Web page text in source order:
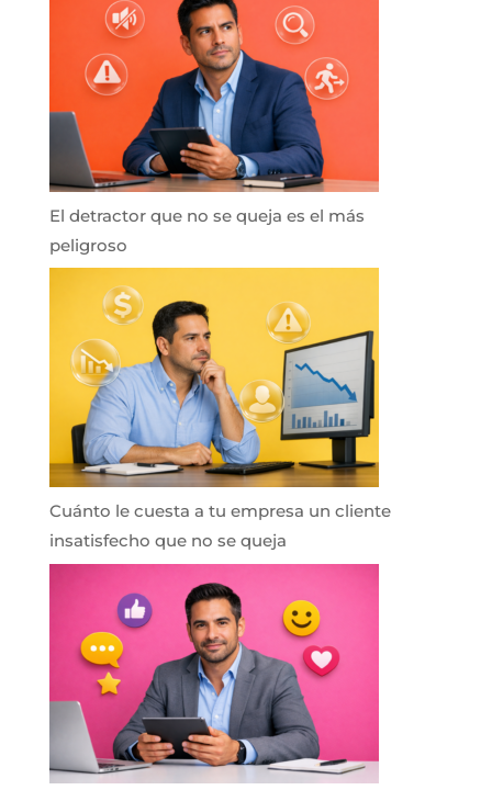
El detractor que no se queja es el más
peligroso
Cuánto le cuesta a tu empresa un cliente
insatisfecho que no se queja